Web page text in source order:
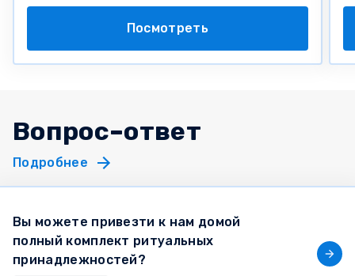
Посмотреть
Вопрос–ответ
Подробнее
Вы можете привезти к нам домой
полный комплект ритуальных
принадлежностей?